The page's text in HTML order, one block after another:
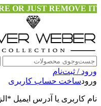
OR JUST REMOVE IT…
ورود / ثبت‌نام
ورودساخت حساب کاربری
نام کاربری یا آدرس ایمیل *